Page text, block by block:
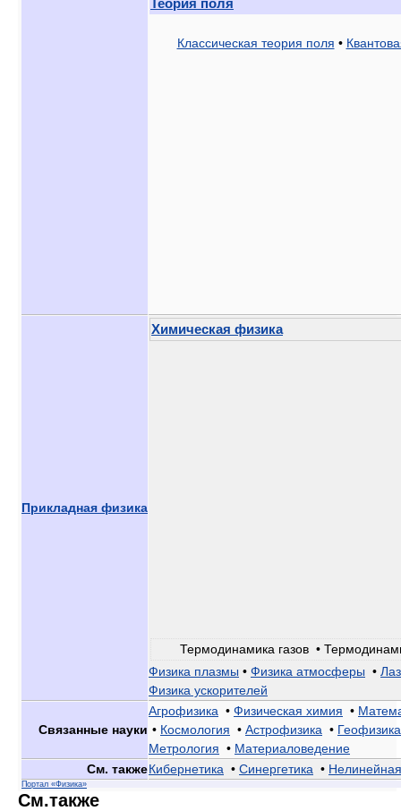
Теория поля
Классическая теория поля •
Прикладная физика
Химическая физика
Термодинамика газов •
Физика плазмы • Физика атмосферы •
Физика ускорителей
Связанные науки
Агрофизика • Физическая химия •
• Космология • Астрофизика • Геофизика
Метрология • Материаловедение
См. такжеКибернетика • Синергетика •
Портал «Физика»
См.также